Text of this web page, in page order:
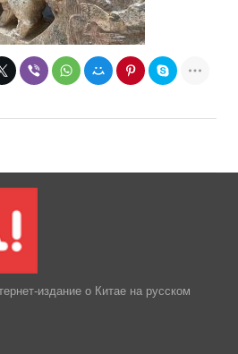
издание о Китае на русском